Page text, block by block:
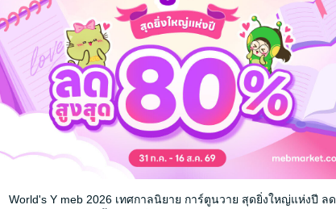
World's Y meb 2026 เทศกาลนิยาย การ์ตูนวาย สุดยิ่งใหญ่แห่งปี ลด